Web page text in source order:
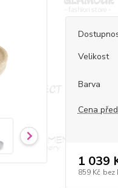
Velikost
Barva
Cena
1 039
859 Kč bez